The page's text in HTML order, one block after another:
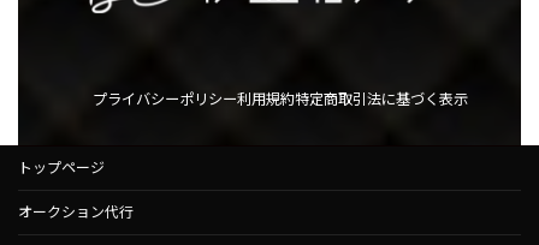
プライバシーポリシー利用規約特定商取引法に基づく表示
トップページ
オークション代行